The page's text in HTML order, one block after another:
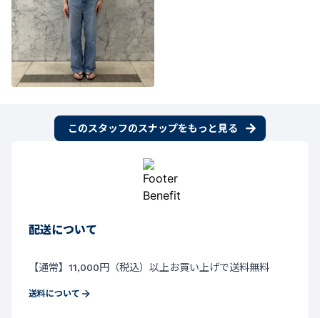
このスタッフのスナップをもっと見る
配送について
【通常】11,000円（税込）以上お買い上げで送料無料
送料について